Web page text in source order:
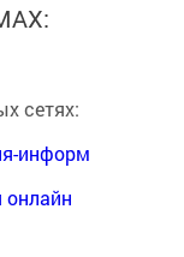
сетях:
информ
онлайн